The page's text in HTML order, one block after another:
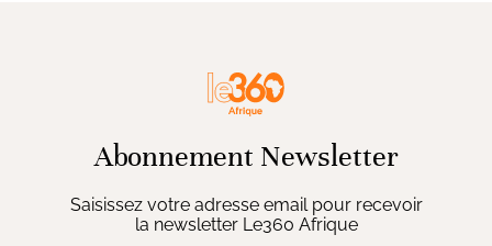
Abonnement Newsletter
Saisissez votre adresse email pour recevoir
la newsletter Le360 Afrique